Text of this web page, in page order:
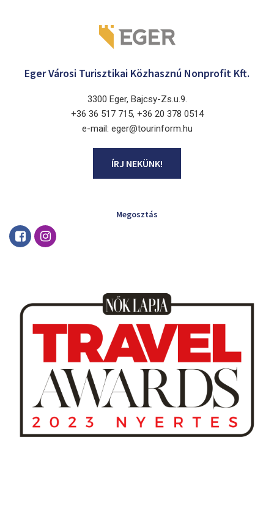
Eger Városi Turisztikai Közhasznú Nonprofit Kft.
3300 Eger, Bajcsy-Zs.u.9.
+36 36 517 715, +36 20 378 0514
e-mail: eger@tourinform.hu
ÍRJ NEKÜNK!
Megosztás